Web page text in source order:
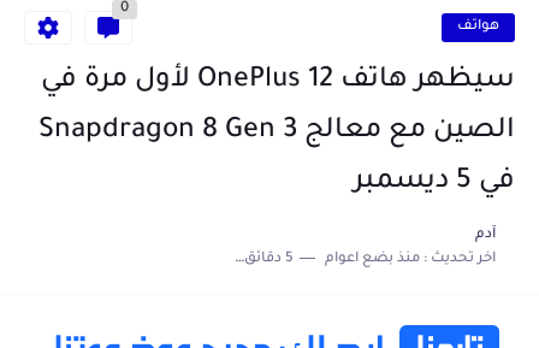
vidIQ: دليلك الذكي لتحسين سيو اليوتيوب ورفع نسبة المشاهدات 2025
كيفية الاستعلام عن نتائج مسابقة سوناطراك 2025: الدليل الشامل
هواتف
0
سيظهر هاتف OnePlus 12 لأول مرة في
الصين مع معالج Snapdragon 8 Gen 3
في 5 ديسمبر
آدم
اخر تحديث :منذ بضع اعوام 5 دقائق للقراءة